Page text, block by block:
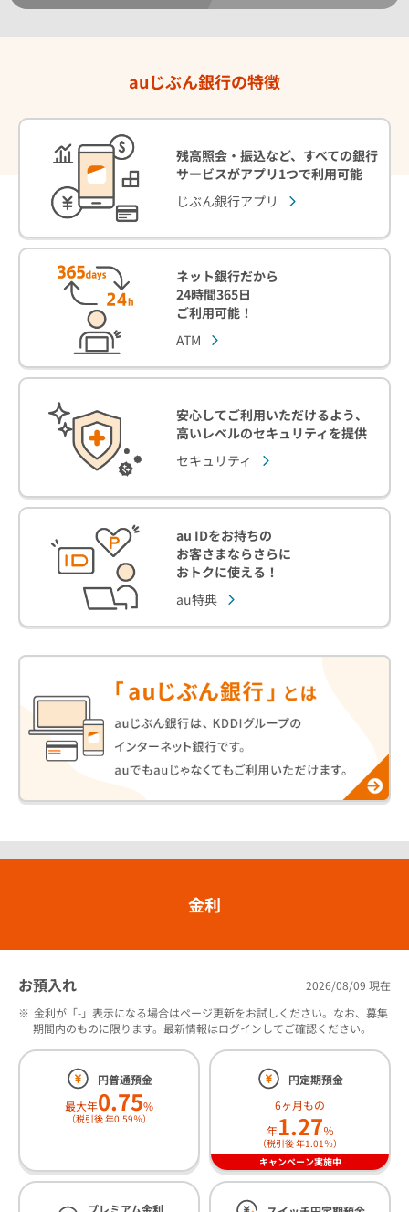
auじぶん銀行の特徴
残高照会・振込など、すべての銀行
サービスがアプリ1つで利用可能
じぶん銀行アプリ
ネット銀行だから
24時間365日
ご利用可能！
ATM
安心してご利用いただけるよう、
高いレベルのセキュリティを提供
セキュリティ
au IDをお持ちの
お客さまならさらに
おトクに使える！
au特典
金利
お預入れ
2026/08/09 現在
※ 金利が「-」表示になる場合はページ更新をお試しください。なお、募集
期間内のものに限ります。最新情報はログインしてご確認ください。
円普通預金
最大年0.75%
（税引後 年0.59％）
円定期預金
6ヶ月もの
年1.27％
（税引後 年1.01％）
キャンペーン実施中
プレミアム金利